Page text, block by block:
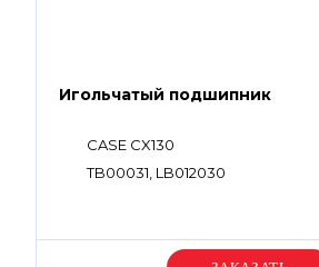
Игольчатый подшипник
CASE CX130
TB00031, LB012030